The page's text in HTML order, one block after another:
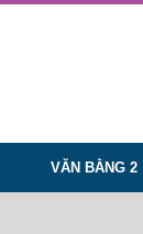
VĂN BẰNG 2